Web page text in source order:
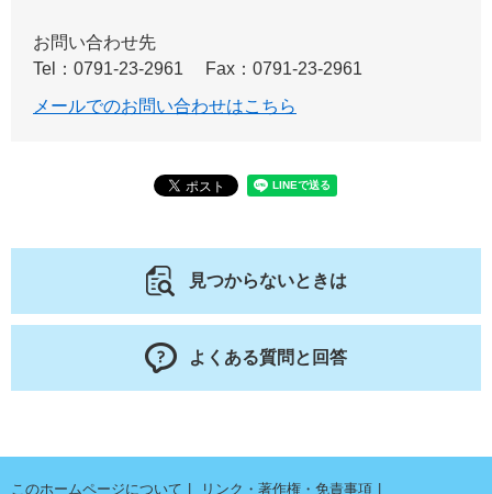
お問い合わせ先
Tel：0791-23-2961
Fax：0791-23-2961
メールでのお問い合わせはこちら
見つからないときは
よくある質問と回答
このホームページについて
リンク・著作権・免責事項